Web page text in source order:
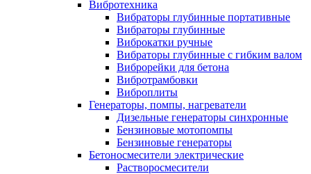
Вибротехника
Вибраторы глубинные портативные
Вибраторы глубинные
Виброкатки ручные
Вибраторы глубинные с гибким валом
Виброрейки для бетона
Вибротрамбовки
Виброплиты
Генераторы, помпы, нагреватели
Дизельные генераторы синхронные
Бензиновые мотопомпы
Бензиновые генераторы
Бетоносмесители электрические
Растворосмесители